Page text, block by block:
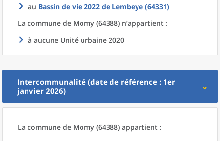
au Bassin de vie 2022 de Lembeye (64331)
La commune de Momy (64388) n’appartient :
à aucune Unité urbaine 2020
Intercommunalité (date de référence : 1er
janvier 2026)
La commune de Momy (64388) appartient :